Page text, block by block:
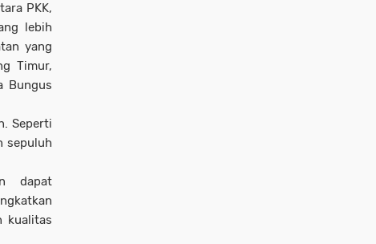
PKK,
lebih
yang
Timur,
Bungus
Seperti
sepuluh
dapat
kualitas